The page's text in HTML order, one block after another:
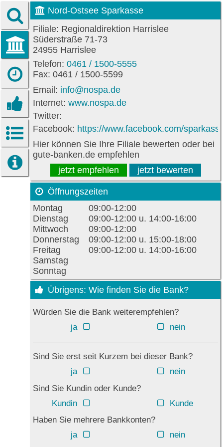
Nord-Ostsee Sparkasse
Filiale: Regionaldirektion Harrislee
Süderstraße 71-73
24955 Harrislee
Telefon: 0461 / 1500-5555
Fax: 0461 / 1500-5599
Email: info@nospa.de
Internet: www.nospa.de
Twitter:
Facebook: https://www.facebook.com/
Hier können Sie Ihre Filiale bewerten oder bei
gute-banken.de empfehlen
jetzt empfehlen
jetzt bewerten
Öffnungszeiten
Montag
09:00-12:00
Dienstag
09:00-12:00 u. 14:00-16:00
Mittwoch
09:00-12:00
Donnerstag
09:00-12:00 u. 15:00-18:00
Freitag
09:00-12:00 u. 14:00-16:00
Samstag
Sonntag
Übrigens: Wie finden Sie die Bank?
Würden Sie die Bank weiterempfehlen?
ja
nein
Sind Sie erst seit Kurzem bei dieser Bank?
ja
nein
Sind Sie Kundin oder Kunde?
Kundin
Kunde
Haben Sie mehrere Bankkonten?
ja
nein